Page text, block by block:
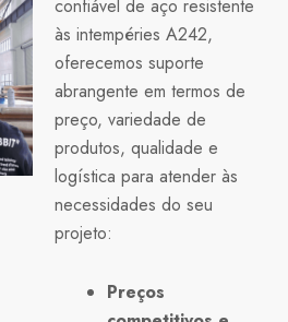
confiável de aço resistente
às intempéries A242,
oferecemos suporte
abrangente em termos de
preço, variedade de
produtos, qualidade e
logística para atender às
necessidades do seu
projeto:
Preços